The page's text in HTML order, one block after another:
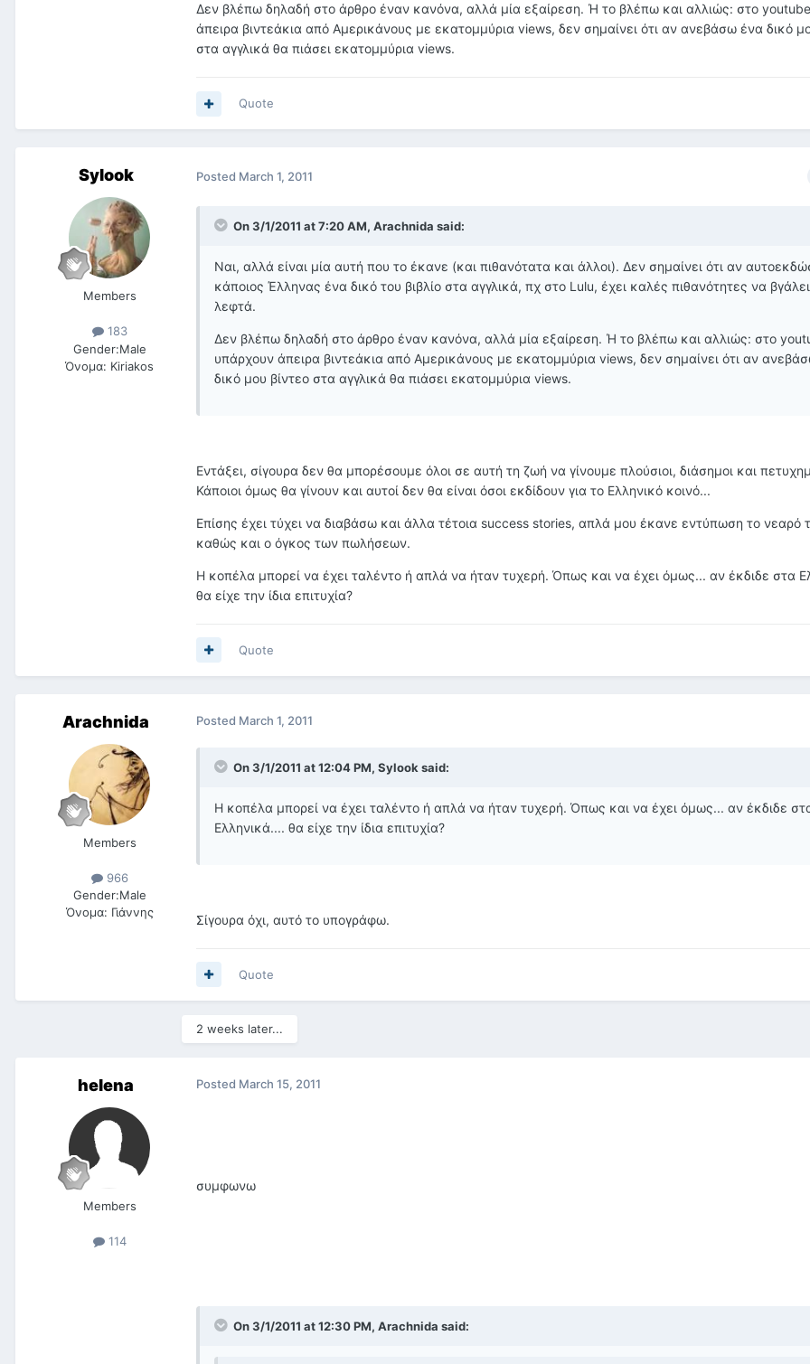
Δεν βλέπω δηλαδή στο άρθρο έναν κανόνα, αλλά μία εξαίρεση. Ή το βλέπω και αλλιώς: στο
άπειρα βιντεάκια από Αμερικάνους με εκατομμύρια views, δεν σημαίνει ότι αν ανεβάσω ένα δικό
στα αγγλικά θα πιάσει εκατομμύρια views.
Quote
Sylook
Members
183
Gender:Male
Όνομα: Kiriakos
Posted March 1, 2011
On 3/1/2011 at 7:20 AM, Arachnida said:
Ναι, αλλά είναι μία αυτή που το έκανε (και πιθανότατα και άλλοι). Δεν σημαίνει ότι αν
κάποιος Έλληνας ένα δικό του βιβλίο στα αγγλικά, πχ στο Lulu, έχει καλές πιθανότητες να
λεφτά.
Δεν βλέπω δηλαδή στο άρθρο έναν κανόνα, αλλά μία εξαίρεση. Ή το βλέπω και αλλιώς: στο
υπάρχουν άπειρα βιντεάκια από Αμερικάνους με εκατομμύρια views, δεν σημαίνει ότι αν
δικό μου βίντεο στα αγγλικά θα πιάσει εκατομμύρια views.
Εντάξει, σίγουρα δεν θα μπορέσουμε όλοι σε αυτή τη ζωή να γίνουμε πλούσιοι, διάσημοι και
Κάποιοι όμως θα γίνουν και αυτοί δεν θα είναι όσοι εκδίδουν για το Ελληνικό κοινό...
Επίσης έχει τύχει να διαβάσω και άλλα τέτοια success stories, απλά μου έκανε εντύπωση το νεαρό
καθώς και ο όγκος των πωλήσεων.
Η κοπέλα μπορεί να έχει ταλέντο ή απλά να ήταν τυχερή. Όπως και να έχει όμως... αν έκδιδε στα
θα είχε την ίδια επιτυχία?
Quote
Arachnida
Members
966
Gender:Male
Όνομα: Γιάννης
Posted March 1, 2011
On 3/1/2011 at 12:04 PM, Sylook said:
Η κοπέλα μπορεί να έχει ταλέντο ή απλά να ήταν τυχερή. Όπως και να έχει όμως... αν έκδιδε
Ελληνικά.... θα είχε την ίδια επιτυχία?
Σίγουρα όχι, αυτό το υπογράφω.
Quote
2 weeks later...
helena
Members
114
Posted March 15, 2011
συμφωνω
On 3/1/2011 at 12:30 PM, Arachnida said: